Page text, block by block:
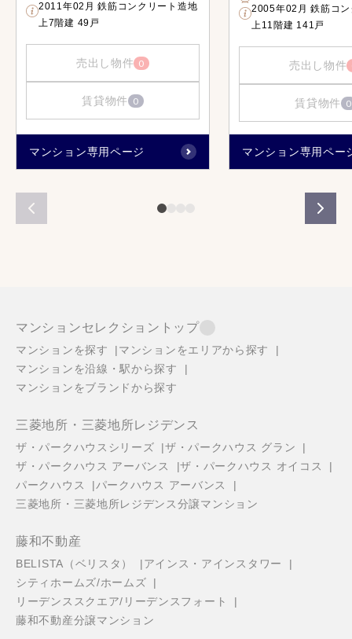
2011年02月 鉄筋コンクリート造地
上7階建 49戸
売出し物件 0
賃貸物件 0
マンション専用ページ
2005年02月 鉄筋コ
上11階建 141戸
売出し物件
賃貸物件 0
マンション専用ペー
マンションセレクショントップ
マンションを探す
マンションをエリアから探す
マンションを沿線・駅から探す
マンションをブランドから探す
三菱地所・三菱地所レジデンス
ザ・パークハウスシリーズ
ザ・パークハウス グラン
ザ・パークハウス アーバンス
ザ・パークハウス オイコス
パークハウス
パークハウス アーバンス
三菱地所・三菱地所レジデンス分譲マンション
藤和不動産
BELISTA（ベリスタ）
アインス・アインスタワー
シティホームズ/ホームズ
リーデンススクエア/リーデンスフォート
藤和不動産分譲マンション